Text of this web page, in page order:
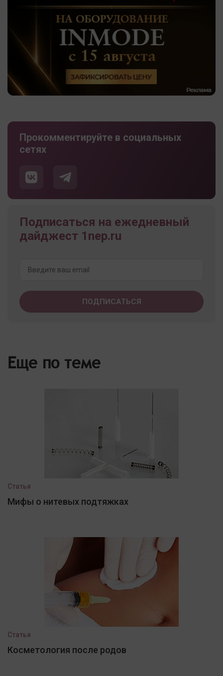
Прокомментируйте в социальных
сетях
Подписаться на ежедневный
дайджест 1nep.ru
Еще по теме
Статья
Мифы о нитевых подтяжках
Статья
Косметология после родов